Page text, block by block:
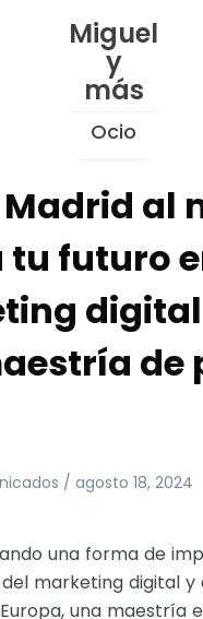
Skip
to
Content
Miguel
y
más
Ocio
Madrid al
tu futuro
de
/ agosto 18, 2024
una forma de
marketing digital
una maestría